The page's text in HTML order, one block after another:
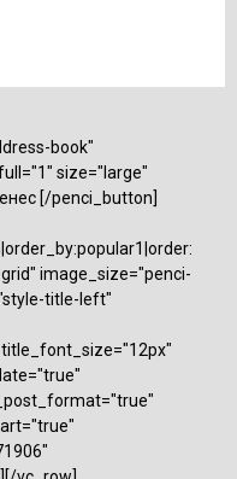
book"
size="large"
[/penci_button]
image_size="penci-
title-left"